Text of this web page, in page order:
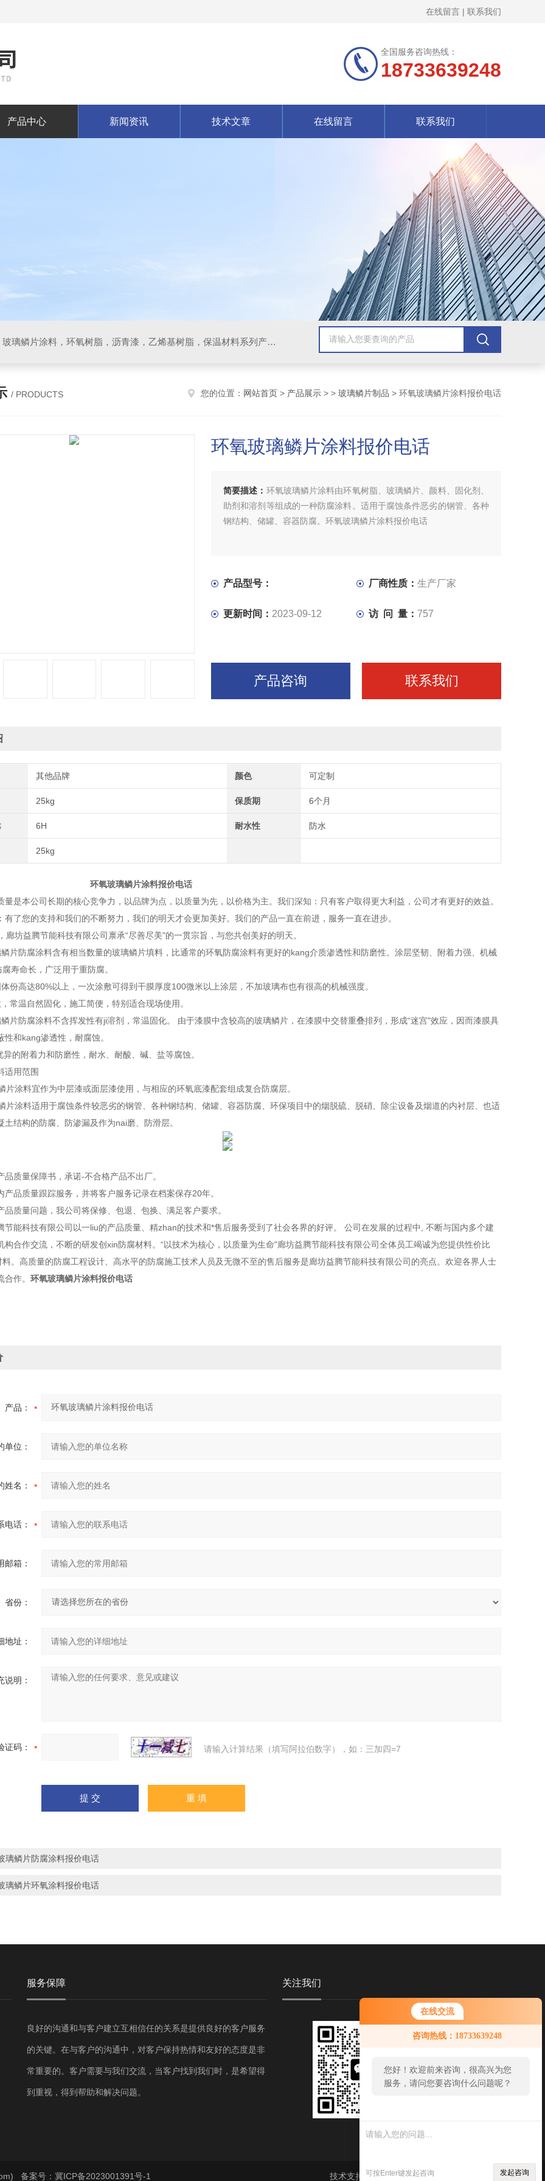
在线交流
咨询热线：18733639248
您好！欢迎前来咨询，很高兴为您
服务，请问您要咨询什么问题呢？
您好，看您停留很久了，是否找到
了需求产品，您可以直接在线与我
可按Enter键发起咨询 发起咨询
在线留言 | 联系我们
全国服务咨询热线：
18733639248
产品中心 新闻资讯 技术文章 在线留言 联系我们
防腐材料，玻璃鳞片胶泥，玻璃鳞片涂料，环氧树脂，沥青漆，乙烯基树脂，保温材料系列产品。
/ PRODUCTS 您的位置： 网站首页 > 产品展示 > > 玻璃鳞片制品 > 环氧玻璃鳞片涂料报价电话
环氧玻璃鳞片涂料报价电话
简要描述： 环氧玻璃鳞片涂料由环氧树脂、玻璃鳞片、颜料、固化剂、
助剂和溶剂等组成的一种防腐涂料。适用于腐蚀条件恶劣的钢管、各种
钢结构、储罐、容器防腐。环氧玻璃鳞片涂料报价电话
产品型号： 厂商性质： 生产厂家
更新时间： 2023-09-12 访 问 量： 757
产品咨询 联系我们
其他品牌 颜色 可定制
25kg 保质期 6个月
6H 耐水性 防水
25kg
璃鳞片涂料报价电话
本公司长期的核心竞争力，以品牌为点，以质量为先，以价格为主。我们深知：只有客户取得更大利益，公司才有更好的效益。
有了您的支持和我们的不断努力，我们的明天才会更加美好。我们的产品一直在前进，服务一直在进步。
坊益腾节能科技有限公司禀承“尽善尽美"的一贯宗旨，与您共创美好的明天。
片防腐涂料含有相当数量的玻璃鳞片填料，比通常的环氧防腐涂料有更好的kang介质渗透性和防磨性。涂层坚韧、附着力强、机械
寿命长，广泛用于重防腐。
份高达80%以上，一次涂敷可得到干膜厚度100微米以上涂层，不加玻璃布也有很高的机械强度。
常温自然固化，施工简便，特别适合现场使用。
片防腐涂料不含挥发性有ji溶剂，常温固化。 由于漆膜中含较高的玻璃鳞片，在漆膜中交替重叠排列，形成“迷宫"效应，因而漆膜具
性和kang渗透性，耐腐蚀。
异的附着力和防磨性，耐水、耐酸、碱、盐等腐蚀。
适用范围
涂料宜作为中层漆或面层漆使用，与相应的环氧底漆配套组成复合防腐层。
涂料适用于腐蚀条件较恶劣的钢管、各种钢结构、储罐、容器防腐、环保项目中的烟脱硫、脱硝、除尘设备及烟道的内衬层、也适
土结构的防腐、防渗漏及作为nai磨、防滑层。
质量保障书，承诺-不合格产品不出厂。
品质量跟踪服务，并将客户服务记录在档案保存20年。
质量问题，我公司将保修、包退、包换、满足客户要求。
科技有限公司以一liu的产品质量、精zhan的技术和*售后服务受到了社会各界的好评。 公司在发展的过程中, 不断与国内多个建
构合作交流，不断的研发创xin防腐材料。“以技术为核心，以质量为生命"廊坊益腾节能科技有限公司全体员工竭诚为您提供性价比
。高质量的防腐工程设计、高水平的防腐施工技术人员及无微不至的售后服务是廊坊益腾节能科技有限公司的亮点。欢迎各界人士
作。 环氧玻璃鳞片涂料报价电话
产品：
单位：
姓名：
电话：
邮箱：
省份：
地址：
说明：
证码： 请输入计算结果（填写阿拉伯数字），如：三加四=7
璃鳞片防腐涂料报价电话
璃鳞片环氧涂料报价电话
服务保障
良好的沟通和与客户建立互相信任的关系是提供良好的客户服务
的关键。在与客户的沟通中，对客户保持热情和友好的态度是非
常重要的。客户需要与我们交流，当客户找到我们时，是希望得
到重视，得到帮助和解决问题。
关注我们
技术支持：环保在线 sitemap.xml 管理登陆
备案号：冀ICP备2023001391号-1